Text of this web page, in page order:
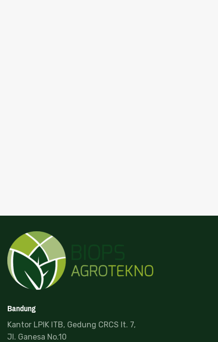
Bandung
Kantor LPIK ITB, Gedung CRCS lt. 7,
Jl. Ganesa No.10